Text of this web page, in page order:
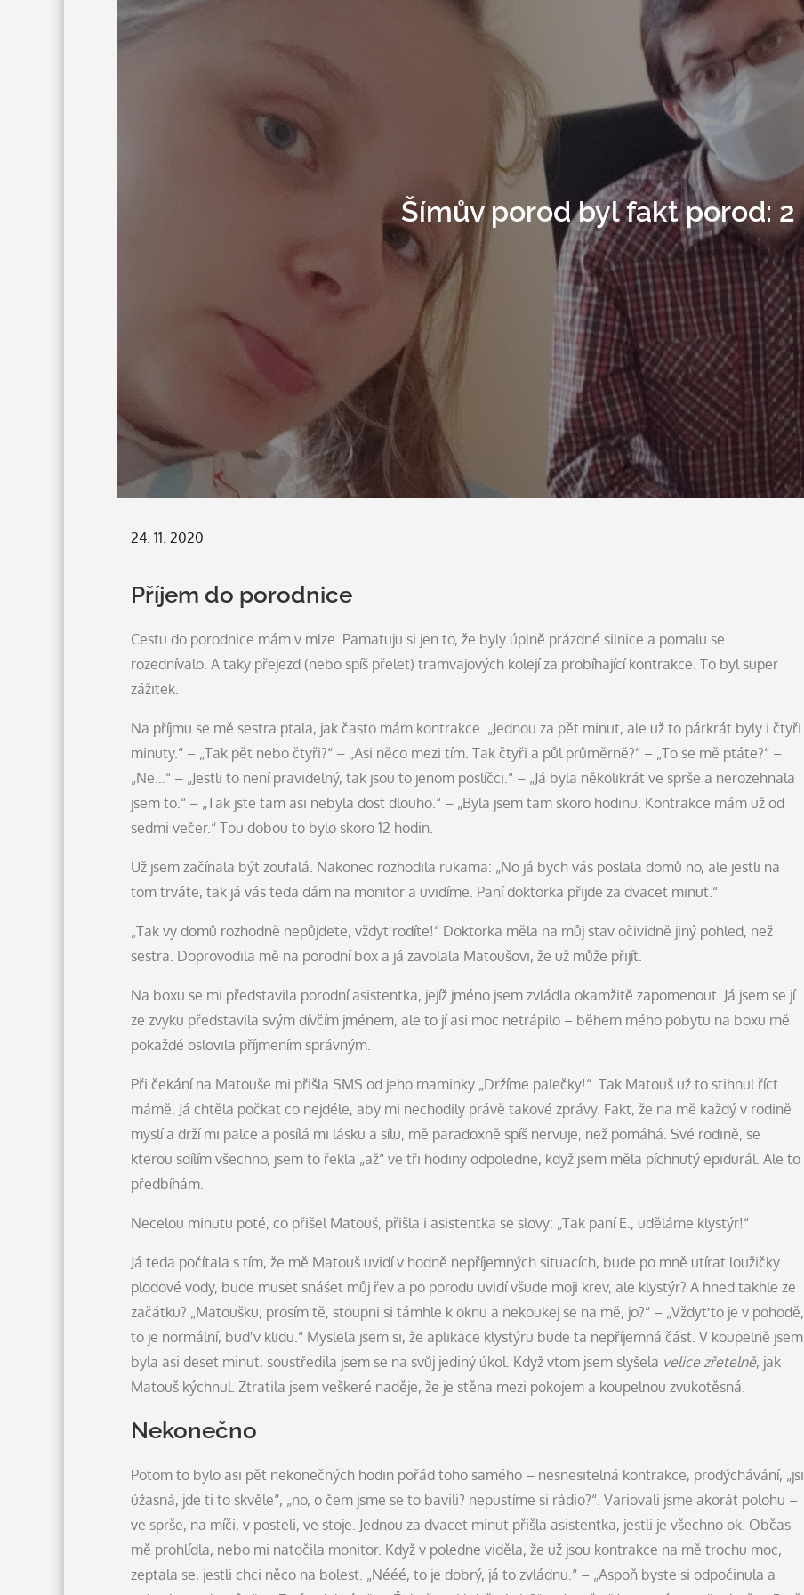
Šímův porod byl fakt porod: 2
Posted
24. 11. 2020
Příjem do porodnice
Cestu do porodnice mám v mlze. Pamatuju si jen to, že byly úplně prázdné silnice a pomalu se
rozednívalo. A taky přejezd (nebo spíš přelet) tramvajových kolejí za probíhající kontrakce. To byl super
zážitek.
Na příjmu se mě sestra ptala, jak často mám kontrakce. „Jednou za pět minut, ale už to párkrát byly i čtyři
minuty.“ – „Tak pět nebo čtyři?“ – „Asi něco mezi tím. Tak čtyři a půl průměrně?“ – „To se mě ptáte?“ –
„Ne…“ – „Jestli to není pravidelný, tak jsou to jenom poslíčci.“ – „Já byla několikrát ve sprše a nerozehnala
jsem to.“ – „Tak jste tam asi nebyla dost dlouho.“ – „Byla jsem tam skoro hodinu. Kontrakce mám už od
sedmi večer.“ Tou dobou to bylo skoro 12 hodin.
Už jsem začínala být zoufalá. Nakonec rozhodila rukama: „No já bych vás poslala domů no, ale jestli na
tom trváte, tak já vás teda dám na monitor a uvidíme. Paní doktorka přijde za dvacet minut.“
„Tak vy domů rozhodně nepůjdete, vždyť rodíte!“ Doktorka měla na můj stav očividně jiný pohled, než
sestra. Doprovodila mě na porodní box a já zavolala Matoušovi, že už může přijít.
Na boxu se mi představila porodní asistentka, jejíž jméno jsem zvládla okamžitě zapomenout. Já jsem se jí
ze zvyku představila svým dívčím jménem, ale to jí asi moc netrápilo – během mého pobytu na boxu mě
pokaždé oslovila příjmením správným.
Při čekání na Matouše mi přišla SMS od jeho maminky „Držíme palečky!“. Tak Matouš už to stihnul říct
mámě. Já chtěla počkat co nejdéle, aby mi nechodily právě takové zprávy. Fakt, že na mě každý v rodině
myslí a drží mi palce a posílá mi lásku a sílu, mě paradoxně spíš nervuje, než pomáhá. Své rodině, se
kterou sdílím všechno, jsem to řekla „až“ ve tři hodiny odpoledne, když jsem měla píchnutý epidurál. Ale to
předbíhám.
Necelou minutu poté, co přišel Matouš, přišla i asistentka se slovy: „Tak paní E., uděláme klystýr!“
Já teda počítala s tím, že mě Matouš uvidí v hodně nepříjemných situacích, bude po mně utírat loužičky
plodové vody, bude muset snášet můj řev a po porodu uvidí všude moji krev, ale klystýr? A hned takhle ze
začátku? „Matoušku, prosím tě, stoupni si támhle k oknu a nekoukej se na mě, jo?“ – „Vždyť to je v pohodě,
to je normální, buď v klidu.“ Myslela jsem si, že aplikace klystýru bude ta nepříjemná část. V koupelně jsem
byla asi deset minut, soustředila jsem se na svůj jediný úkol. Když vtom jsem slyšela velice zřetelně, jak
Matouš kýchnul. Ztratila jsem veškeré naděje, že je stěna mezi pokojem a koupelnou zvukotěsná.
Nekonečno
Potom to bylo asi pět nekonečných hodin pořád toho samého – nesnesitelná kontrakce, prodýchávání, „jsi
úžasná, jde ti to skvěle“, „no, o čem jsme se to bavili? nepustíme si rádio?“. Variovali jsme akorát polohu –
ve sprše, na míči, v posteli, ve stoje. Jednou za dvacet minut přišla asistentka, jestli je všechno ok. Občas
mě prohlídla, nebo mi natočila monitor. Když v poledne viděla, že už jsou kontrakce na mě trochu moc,
zeptala se, jestli chci něco na bolest. „Nééé, to je dobrý, já to zvládnu.“ – „Aspoň byste si odpočinula a